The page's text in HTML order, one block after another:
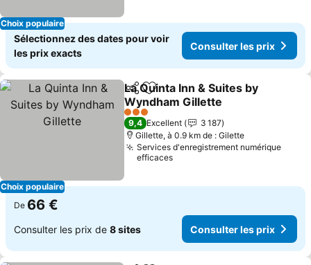
Choix populaire
Sélectionnez des dates pour voir
les prix exacts
Consulter les prix
Choix populaire
PartagerAjouter à mes favoris
La Quinta Inn & Suites by
Wyndham Gillette
Consulter les prix
3 Étoiles
9,4 Excellent
3 187
Gillette, à 0.9 km de : Gilette
Services d'enregistrement numérique
efficaces
De 66 €
Consulter les prix de 8 sites Consulter les prix